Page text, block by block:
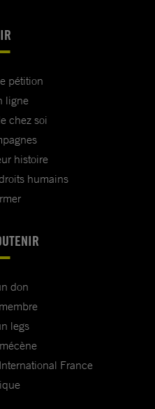
pétition
ligne
chez soi
histoire
humains
don
legs
France